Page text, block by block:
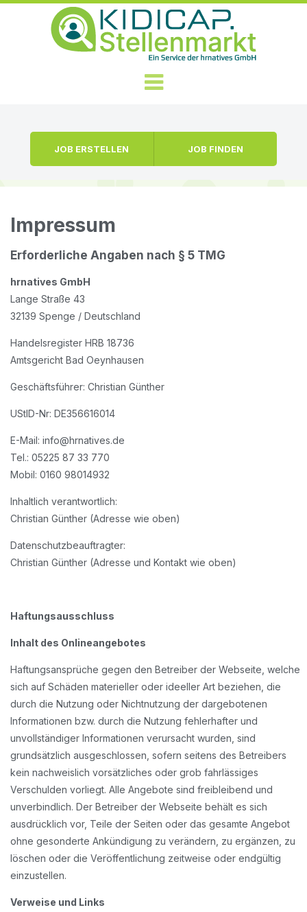
JOB ERSTELLEN JOB FINDEN
Impressum
Erforderliche Angaben nach § 5 TMG
hrnatives GmbH
Lange Straße 43
32139 Spenge / Deutschland
Handelsregister HRB 18736
Amtsgericht Bad Oeynhausen
Geschäftsführer: Christian Günther
UStID-Nr: DE356616014
E-Mail: info@hrnatives.de
Tel.: 05225 87 33 770
Mobil: 0160 98014932
Inhaltlich verantwortlich:
Christian Günther (Adresse wie oben)
Datenschutzbeauftragter:
Christian Günther (Adresse und Kontakt wie oben)
Haftungsausschluss
Inhalt des Onlineangebotes
Haftungsansprüche gegen den Betreiber der Webseite, welche
sich auf Schäden materieller oder ideeller Art beziehen, die
durch die Nutzung oder Nichtnutzung der dargebotenen
Informationen bzw. durch die Nutzung fehlerhafter und
unvollständiger Informationen verursacht wurden, sind
grundsätzlich ausgeschlossen, sofern seitens des Betreibers
kein nachweislich vorsätzliches oder grob fahrlässiges
Verschulden vorliegt. Alle Angebote sind freibleibend und
unverbindlich. Der Betreiber der Webseite behält es sich
ausdrücklich vor, Teile der Seiten oder das gesamte Angebot
ohne gesonderte Ankündigung zu verändern, zu ergänzen, zu
löschen oder die Veröffentlichung zeitweise oder endgültig
einzustellen.
Verweise und Links